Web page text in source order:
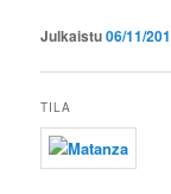
Julkaistu06/11/
TILA